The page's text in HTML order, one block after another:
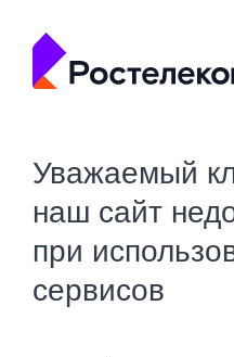
Уважаемый
наш сайт
при
сервисов